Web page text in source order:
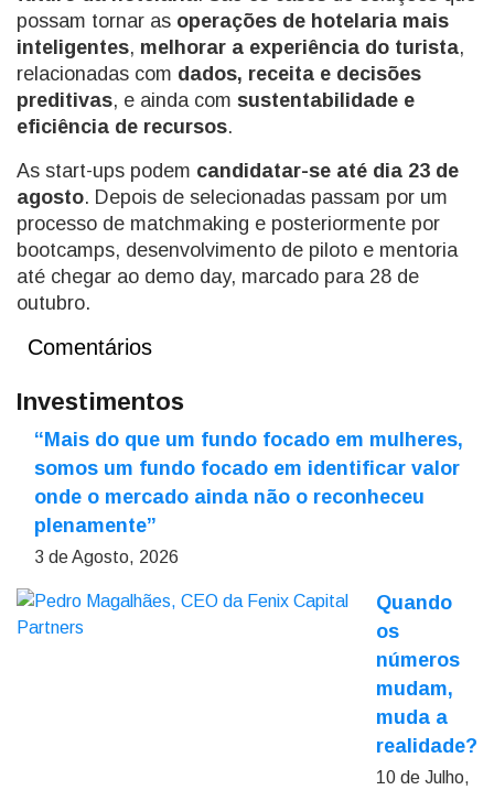
possam tornar as operações de hotelaria mais
inteligentes, melhorar a experiência do turista,
relacionadas com dados, receita e decisões
preditivas, e ainda com sustentabilidade e
eficiência de recursos.
As start-ups podem candidatar-se até dia 23 de
agosto. Depois de selecionadas passam por um
processo de matchmaking e posteriormente por
bootcamps, desenvolvimento de piloto e mentoria
até chegar ao demo day, marcado para 28 de
outubro.
Comentários
Investimentos
“Mais do que um fundo focado em mulheres,
somos um fundo focado em identificar valor
onde o mercado ainda não o reconheceu
plenamente”
3 de Agosto, 2026
Quando
os
números
mudam,
muda a
realidade?
10 de Julho,